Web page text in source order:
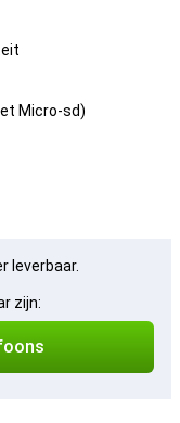
Micro-sd)
leverbaar.
zijn: